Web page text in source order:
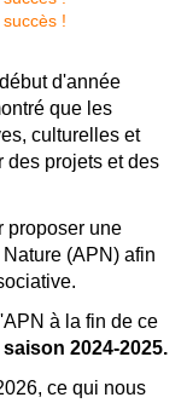
d'année
que les
culturelles et
projets et des
proposer une
(APN) afin
à la fin de ce
2024-2025.
ce qui nous